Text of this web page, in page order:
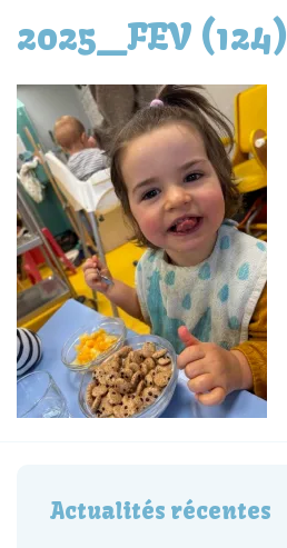
2025_FEV (124)
Actualités récentes